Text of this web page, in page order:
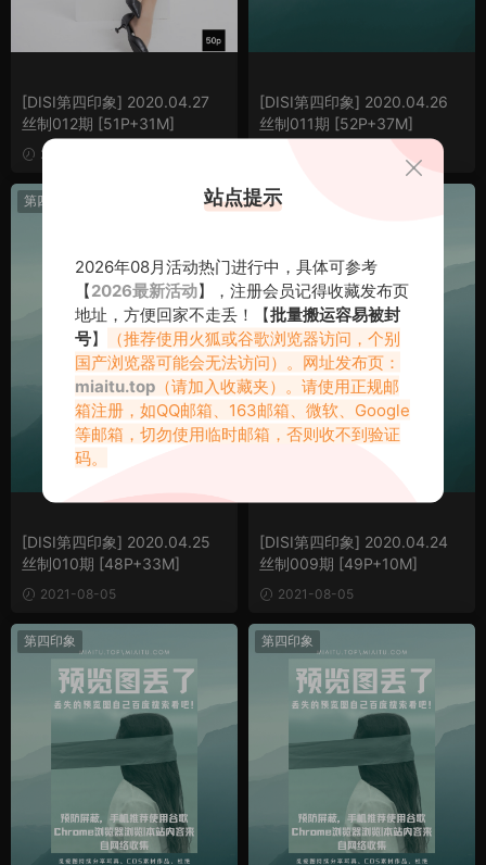
[DISI第四印象] 2020.04.27
丝制012期 [51P+31M]
2021-08-06
[DISI第四印象] 2020.04.26
丝制011期 [52P+37M]
第四印象
[DISI第四印象] 2020.04.25
丝制010期 [48P+33M]
2021-08-05
第四印象
[DISI第四印象] 2020.04.24
丝制009期 [49P+10M]
2021-08-05
第四印象 第四印象
站点提示
2026年08月活动热门进行中，具体可参考
【2026最新活动】，注册会员记得收藏发布页
地址，方便回家不走丢！【批量搬运容易被封
号】
（推荐使用火狐或谷歌浏览器访问，个别
国产浏览器可能会无法访问）。网址发布页：
miaitu.top （请加入收藏夹）。请使用正规邮
箱注册，如QQ邮箱、163邮箱、微软、Google
等邮箱，切勿使用临时邮箱，否则收不到验证
码。